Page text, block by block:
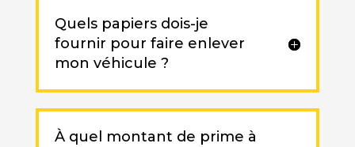
Quels papiers dois-je
fournir pour faire enlever
mon véhicule ?
À quel montant de prime à